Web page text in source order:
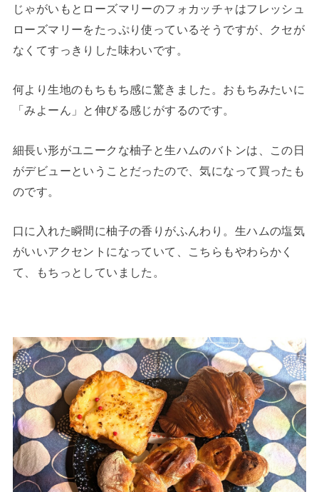
じゃがいもとローズマリーのフォカッチャはフレッシュ
ローズマリーをたっぷり使っているそうですが、クセが
なくてすっきりした味わいです。
何より生地のもちもち感に驚きました。おもちみたいに
「みよーん」と伸びる感じがするのです。
細長い形がユニークな柚子と生ハムのバトンは、この日
がデビューということだったので、気になって買ったも
のです。
口に入れた瞬間に柚子の香りがふんわり。生ハムの塩気
がいいアクセントになっていて、こちらもやわらかく
て、もちっとしていました。